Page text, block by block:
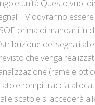
unità Questo vuol
TV dovranno
prima di mandarli in
dei segnali
che venga
(rame e
rompi traccia
scatole si accederà